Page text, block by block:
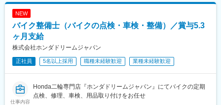
梶が谷駅、新整備場駅、武蔵中原駅、上溝駅、武蔵五日市駅、矢
野口駅、小作駅、恋ケ窪駅、三鷹駅、花小金井駅、西武立川駅、
箱根ケ崎駅、田無駅、多摩境駅、豊田駅、北八王子駅、北府中
駅、原当麻駅、かしわ台駅、瀬谷駅、海老名駅(相模線)、愛甲石田
駅、相武台前駅、塔ノ沢駅、中央林間駅、倉見駅、富士岡駅、足
幡駅(静岡県)、積志駅、高塚駅、金指駅、ジヤトコ前駅、金谷駅、
掛川市役所前駅、菊川駅(静岡県)、木田駅、日進駅(愛知県)、徳重
NEW
バイク整備士（バイクの点検・車検・整備）／賞与5.3
ヶ月支給
株式会社ホンダドリームジャパン
正社員 5名以上採用 職種未経験歓迎 業種未経験歓迎
仕事内容
Honda二輪専門店『ホンダドリームジャパン』にてバイクの定期
点検、修理、車検、用品取り付けをお任せ